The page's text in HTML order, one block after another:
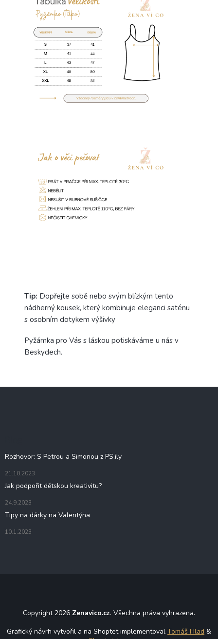
Tip: Dopřejte sobě nebo svým blízkým tento
nádherný kousek, který kombinuje eleganci saténu
s osobním dotykem výšivky
Pyžámka pro Vás s láskou potiskáváme u nás v
Beskydech.
Rozhovor: S Petrou a Simonou z PS.ily
21.10.2023
Jak podpořit dětskou kreativitu?
24.9.2023
Tipy na dárky na Valentýna
10.1.2023
Copyright 2026 Zenavico.cz. Všechna práva vyhrazena.
Grafický návrh vytvořil a na Shoptet implementoval Tomáš Hlad &